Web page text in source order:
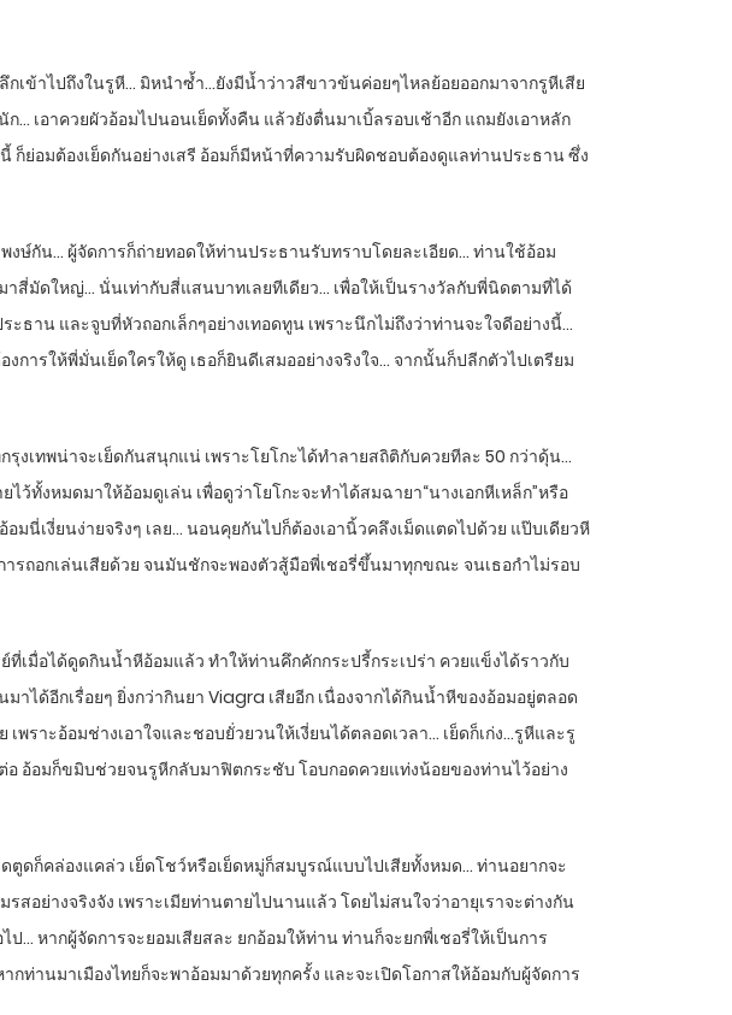
เข้าไปถึงในรูหี… มิหนำซ้ำ…ยังมีน้ำว่าวสีขาวข้นค่อยๆไหลย้อยออกมาจากรูหีเสีย
เอาควยผัวอ้อมไปนอนเย็ดทั้งคืน แล้วยังตื่นมาเบิ้ลรอบเช้าอีก แถมยังเอาหลัก
ย่อมต้องเย็ดกันอย่างเสรี อ้อมก็มีหน้าที่ความรับผิดชอบต้องดูแลท่านประธาน ซึ่ง
ษ์กัน… ผู้จัดการก็ถ่ายทอดให้ท่านประธานรับทราบโดยละเอียด… ท่านใช้อ้อม
สี่มัดใหญ่… นั่นเท่ากับสี่แสนบาทเลยทีเดียว… เพื่อให้เป็นรางวัลกับพี่นิดตามที่ได้
น และจูบที่หัวถอกเล็กๆอย่างเทอดทูน เพราะนึกไม่ถึงว่าท่านจะใจดีอย่างนี้…
ารให้พี่มั่นเย็ดใครให้ดู เธอก็ยินดีเสมออย่างจริงใจ… จากนั้นก็ปลีกตัวไปเตรียม
งเทพน่าจะเย็ดกันสนุกแน่ เพราะโยโกะได้ทำลายสถิติกับควยทีละ 50 กว่าดุ้น…
งหมดมาให้อ้อมดูเล่น เพื่อดูว่าโยโกะจะทำได้สมฉายา“นางเอกหีเหล็ก”หรือ
เงี่ยนง่ายจริงๆ เลย… นอนคุยกันไปก็ต้องเอานิ้วคลึงเม็ดแตดไปด้วย แป๊บเดียวหี
รถอกเล่นเสียด้วย จนมันชักจะพองตัวสู้มือพี่เชอรี่ขึ้นมาทุกขณะ จนเธอกำไม่รอบ
มื่อได้ดูดกินน้ำหีอ้อมแล้ว ทำให้ท่านคึกคักกระปรี้กระเปร่า ควยแข็งได้ราวกับ
ด้อีกเรื่อยๆ ยิ่งกว่ากินยา Viagra เสียอีก เนื่องจากได้กินน้ำหีของอ้อมอยู่ตลอด
ราะอ้อมช่างเอาใจและชอบยั่วยวนให้เงี่ยนได้ตลอดเวลา… เย็ดก็เก่ง…รูหีและรู
อ้อมก็ขมิบช่วยจนรูหีกลับมาฟิตกระชับ โอบกอดควยแท่งน้อยของท่านไว้อย่าง
ดก็คล่องแคล่ว เย็ดโชว์หรือเย็ดหมู่ก็สมบูรณ์แบบไปเสียทั้งหมด… ท่านอยากจะ
อย่างจริงจัง เพราะเมียท่านตายไปนานแล้ว โดยไม่สนใจว่าอายุเราจะต่างกัน
หากผู้จัดการจะยอมเสียสละ ยกอ้อมให้ท่าน ท่านก็จะยกพี่เชอรี่ให้เป็นการ
กท่านมาเมืองไทยก็จะพาอ้อมมาด้วยทุกครั้ง และจะเปิดโอกาสให้อ้อมกับผู้จัดการ